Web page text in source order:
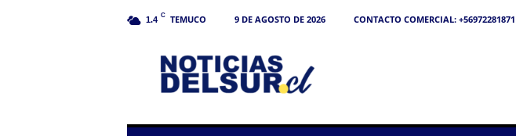
1.4 C TEMUCO 9 DE AGOSTO DE 2026 CONTACTO COMERCIAL: